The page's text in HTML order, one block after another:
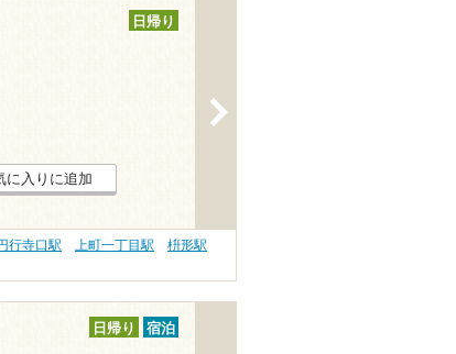
日帰り
に入りに追加
行寺口駅 上町一丁目駅
枡形駅
日帰り 宿泊